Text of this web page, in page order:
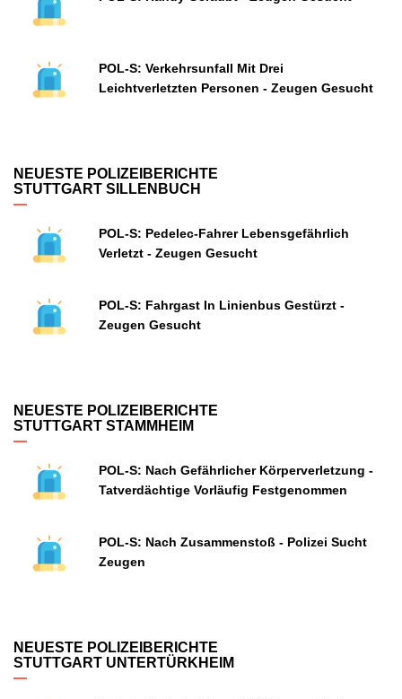
POL-S: Verkehrsunfall Mit Drei
Leichtverletzten Personen - Zeugen Gesucht
NEUESTE POLIZEIBERICHTE
STUTTGART SILLENBUCH
POL-S: Pedelec-Fahrer Lebensgefährlich
Verletzt - Zeugen Gesucht
POL-S: Fahrgast In Linienbus Gestürzt -
Zeugen Gesucht
NEUESTE POLIZEIBERICHTE
STUTTGART STAMMHEIM
POL-S: Nach Gefährlicher Körperverletzung -
Tatverdächtige Vorläufig Festgenommen
POL-S: Nach Zusammenstoß - Polizei Sucht
Zeugen
NEUESTE POLIZEIBERICHTE
STUTTGART UNTERTÜRKHEIM